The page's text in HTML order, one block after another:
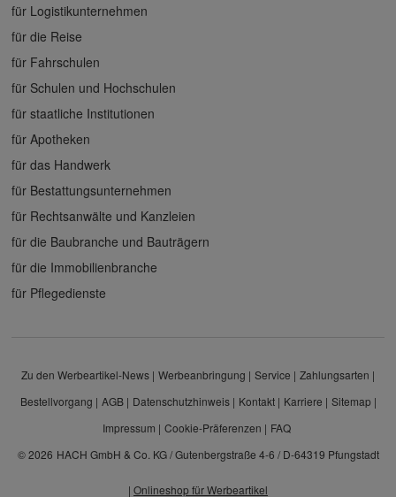
für Logistikunternehmen
für die Reise
für Fahrschulen
für Schulen und Hochschulen
für staatliche Institutionen
für Apotheken
für das Handwerk
für Bestattungsunternehmen
für Rechtsanwälte und Kanzleien
für die Baubranche und Bauträgern
für die Immobilienbranche
für Pflegedienste
Zu den Werbeartikel-News Werbeanbringung Service
Zahlungsarten
Bestellvorgang
AGB Datenschutzhinweis Kontakt Karriere
Sitemap
Impressum
Cookie-Präferenzen
FAQ
© 2026 HACH GmbH & Co. KG / Gutenbergstraße 4-6 / D-64319 Pfungstadt
| Onlineshop für Werbeartikel